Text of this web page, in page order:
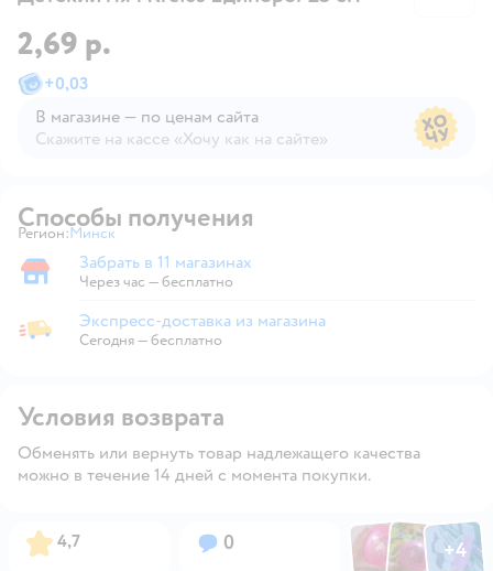
2,69 р.
+0,03
В магазине — по ценам сайта
Скажите на кассе «Хочу как на сайте»
Способы получения
Регион: Выбор адреса доставки.
Минск
Забрать в магазине
Забрать в 11 магазинах
Через час — бесплатно
Экспресс-доставка из магазина
Экспресс-доставка из магазина
Сегодня—бесплатно
Условия возврата
Обменять или вернуть товар надлежащего качества
можно в течение 14 дней с момента покупки.
Рейтинг:
4,7 Вопросов:
0 ФотоФотоФото
+4
Открыть